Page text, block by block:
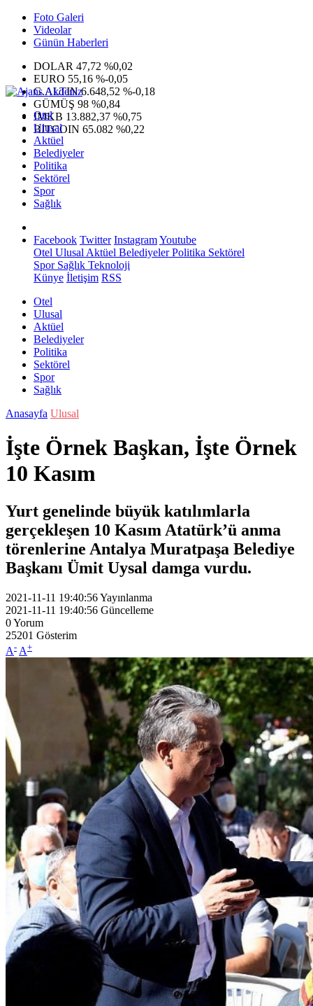
Foto Galeri
Videolar
Günün Haberleri
DOLAR 47,72 %0,02
EURO 55,16 %-0,05
G.ALTIN6.648,52 %-0,18
GÜMÜŞ 98 %0,84
IMKB 13.882,37 %0,75
BITCOIN 65.082 %0,22
Otel
Ulusal
Aktüel
Belediyeler
Politika
Sektörel
Spor
Sağlık
Facebook Twitter InstagramYoutube
Otel Ulusal Aktüel BelediyelerPolitika Sektörel
SporSağlık Teknoloji
Künye İletişim RSS
Otel
Ulusal
Aktüel
Belediyeler
Politika
Sektörel
Spor
Sağlık
Anasayfa Ulusal
İşte Örnek Başkan, İşte Örnek
10 Kasım
Yurt genelinde büyük katılımlarla
gerçekleşen 10 Kasım Atatürk’ü anma
törenlerine Antalya Muratpaşa Belediye
Başkanı Ümit Uysal damga vurdu.
2021-11-11 19:40:56Yayınlanma
2021-11-11 19:40:56 Güncelleme
0Yorum
25201 Gösterim
A- A+